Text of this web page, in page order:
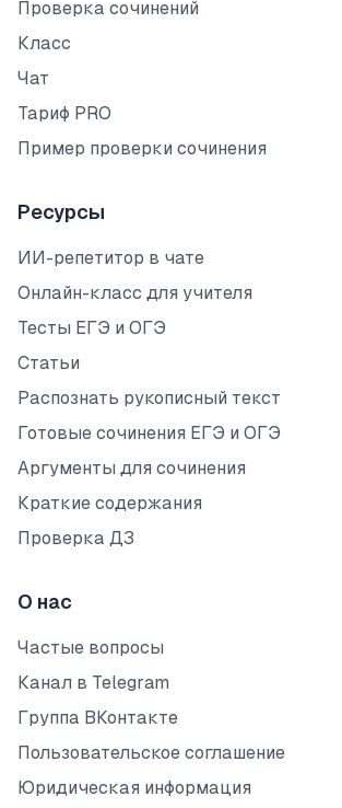
Проверка сочинений
Класс
Чат
Тариф PRO
Пример проверки сочинения
Ресурсы
ИИ-репетитор в чате
Онлайн-класс для учителя
Тесты ЕГЭ и ОГЭ
Статьи
Распознать рукописный текст
Готовые сочинения ЕГЭ и ОГЭ
Аргументы для сочинения
Краткие содержания
Проверка ДЗ
О нас
Частые вопросы
Канал в Telegram
Группа ВКонтакте
Пользовательское соглашение
Юридическая информация